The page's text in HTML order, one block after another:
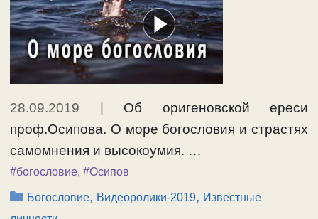
28.09.2019 | Об оригеновской ереси
проф.Осипова. О море богословия и страстях
самомнения и высокоумия. …
#богословие, #Осипов
Рубрики
Богословие, Видеоролики-2019, Известные